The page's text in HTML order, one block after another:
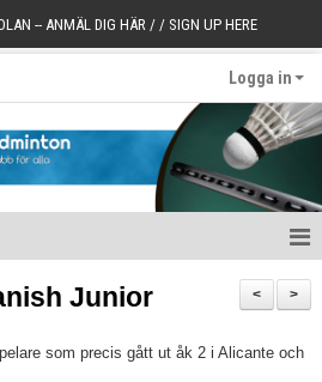
-- ANMÄL DIG HÄR / / SIGN UP HERE
Logga in
>
<
Junior
som precis gått ut åk 2 i Alicante och